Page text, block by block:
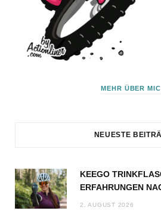
MEHR ÜBER
NEUESTE
KEEGO
ERFAHRUNGEN
2. AUGUST 2026